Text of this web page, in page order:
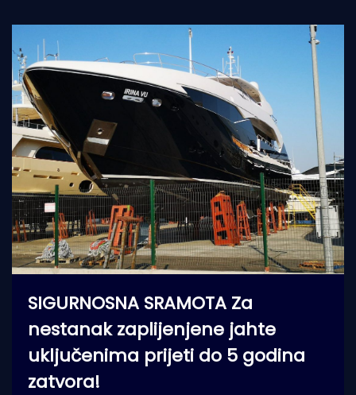
SIGURNOSNA SRAMOTA Za
nestanak zaplijenjene jahte
uključenima prijeti do 5 godina
zatvora!